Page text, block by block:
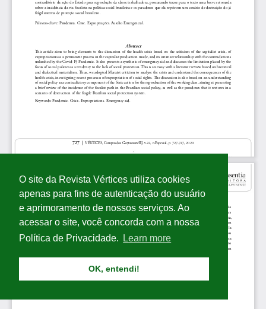
O site da Revista Vértices utiliza cookies
apenas para fins de autenticação do usuário
e aprimoramento de nossos serviços. Ao
acessar o site, você concorda com a nossa
Política de Privacidade.
Learn more
OK, entendi!